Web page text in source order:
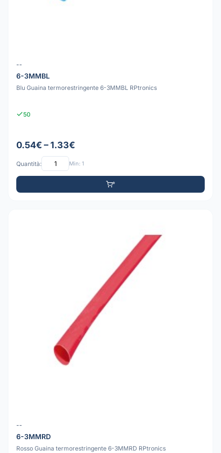
--
6-3MMBL
Blu Guaina termorestringente 6-3MMBL RPtronics
50
0.54€ – 1.33€
Quantità: Min: 1
--
6-3MMRD
Rosso Guaina termorestringente 6-3MMRD RPtronics